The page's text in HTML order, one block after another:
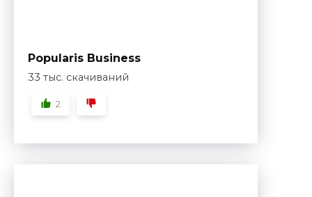
Popularis Business
33 тыс. скачиваний
2